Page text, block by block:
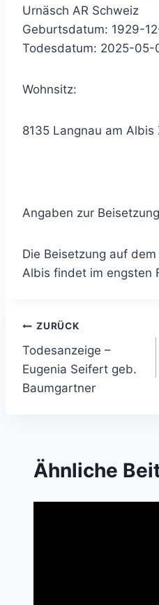
Urnäsch AR Schweiz
Geburtsdatum: 1929-
Todesdatum: 2025-05-
Wohnsitz:
8135 Langnau am Albis
Angaben zur Beisetzung
Die Beisetzung auf
Albis findet im engsten
ZURÜCK
Todesanzeige –
Eugenia Seifert geb.
Baumgartner
Ähnliche